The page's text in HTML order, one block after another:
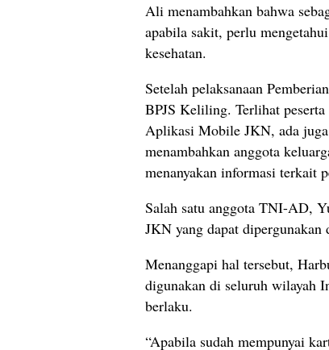
Ali menambahkan bahwa
apabila sakit, perlu
kesehatan.
Setelah pelaksanaan
BPJS Keliling. Terlihat
Aplikasi Mobile JKN, ada juga
menambahkan anggota
menanyakan informasi terkait
Salah satu anggota TNI-AD,
JKN yang dapat
Menanggapi hal tersebut,
digunakan di seluruh wilayah
berlaku.
“Apabila sudah mempunyai